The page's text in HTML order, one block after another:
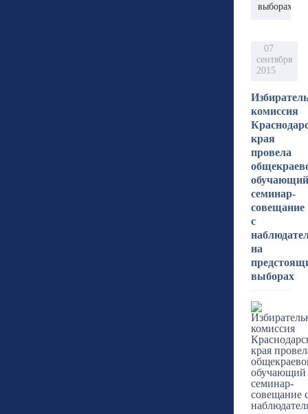
выборах
07
сентября
2015
комиссия
края
провела
обучающий
семинар-
совещание
с
на
выборах